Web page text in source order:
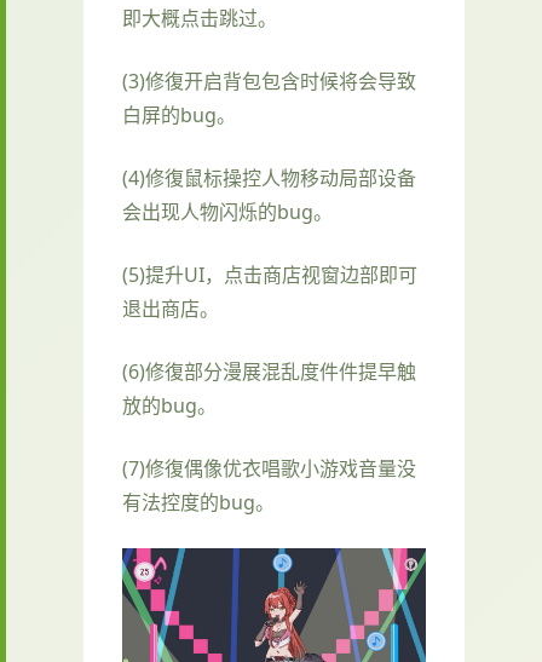
即大概点击跳过。
(3)修復开启背包包含时候将会导致
白屏的bug。
(4)修復鼠标操控人物移动局部设备
会出现人物闪烁的bug。
(5)提升UI，点击商店视窗边部即可
退出商店。
(6)修復部分漫展混乱度件件提早触
放的bug。
(7)修復偶像优衣唱歌小游戏音量没
有法控度的bug。